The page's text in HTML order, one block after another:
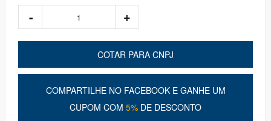
COTAR PARA CNPJ
COMPARTILHE NO FACEBOOK E GANHE UM
CUPOM COM 5% DE DESCONTO